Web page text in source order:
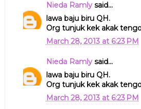
Nieda Ramlysaid...
lawa baju biru QH.
Org tunjuk kek akak
March 28, 2013 at 6:23 PM
Nieda Ramlysaid...
lawa baju biru QH.
Org tunjuk kek akak
March 28, 2013 at 6:23 PM